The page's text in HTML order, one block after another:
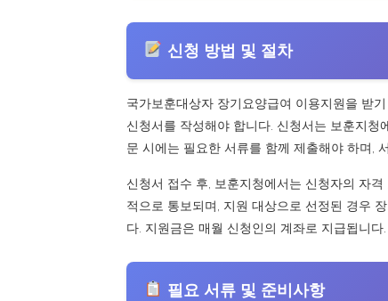
신청 방법 및 절차
국가보훈대상자 장기요양급여 이용지원을 받
신청서를 작성해야 합니다. 신청서는 보훈지
문 시에는 필요한 서류를 함께 제출해야 하며,
신청서 접수 후, 보훈지청에서는 신청자의 자
적으로 통보되며, 지원 대상으로 선정된 경우
다. 지원금은 매월 신청인의 계좌로 지급됩니다.
필요 서류 및 준비사항